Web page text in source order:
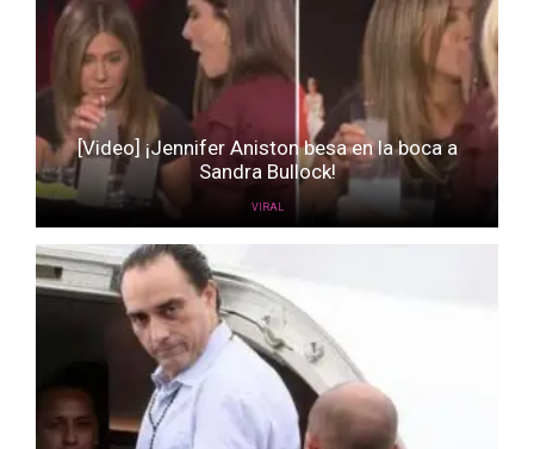
[Video] ¡Jennifer Aniston besa en la boca a
Sandra Bullock!
VIRAL